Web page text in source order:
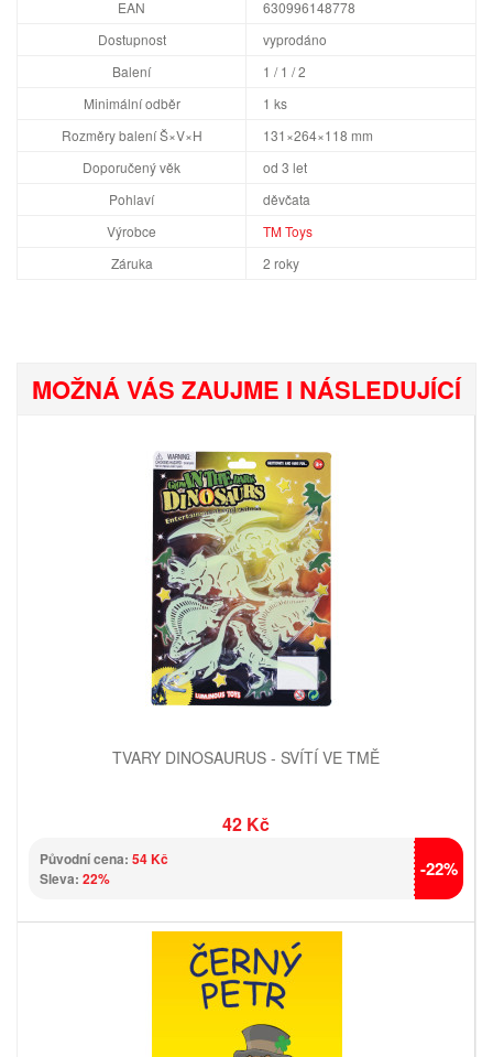
EAN
630996148778
Dostupnost
vyprodáno
Balení
1 / 1 / 2
Minimální odběr
1 ks
Rozměry balení Š×V×H
131×264×118 mm
Doporučený věk
od 3 let
Pohlaví
děvčata
Výrobce
TM Toys
Záruka
2 roky
MOŽNÁ VÁS ZAUJME I NÁSLEDUJÍCÍ
TVARY DINOSAURUS - SVÍTÍ VE TMĚ
42 Kč
Původní cena: 54 Kč
Sleva: 22% -22%